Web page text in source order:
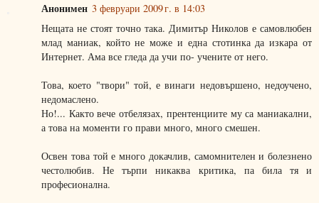
Анонимен 3 февруари 2009 г. в 14:03
Нещата не стоят точно така. Димитър Николов е самовлюбен
млад маниак, който не може и една стотинка да изкара от
Интернет. Ама все гледа да учи по- учените от него.
Това, което "твори" той, е винаги недовършено, недоучено,
недомаслено.
Но!... Както вече отбелязах, прентенциите му са маниакални,
а това на моменти го прави много, много смешен.
Освен това той е много докачлив, самомнителен и болезнено
честолюбив. Не търпи никаква критика, па била тя и
професионална.